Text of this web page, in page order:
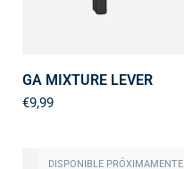
GA MIXTURE LEVER
€9,99
DISPONIBLE PRÓXIMAMENTE